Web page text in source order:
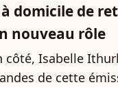
à domicile de
nouveau rôle
côté, Isabelle
de cette